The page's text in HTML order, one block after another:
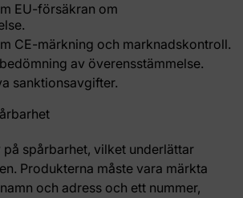
EU-försäkran om
CE-märkning och marknadskontroll.
av överensstämmelse.
sanktionsavgifter.
spårbarhet, vilket underlättar
Produkterna måste vara märkta
och adress och ett nummer,